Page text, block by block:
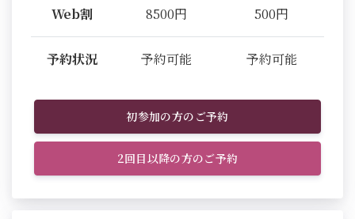
Web割 8500円 500円
予約状況 予約可能 予約可能
初参加の方のご予約
2回目以降の方のご予約